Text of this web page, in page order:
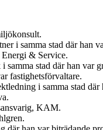
i samma stad där han
& Service.
stad där han var
fastighetsförvaltare.
i samma stad där
KAM.